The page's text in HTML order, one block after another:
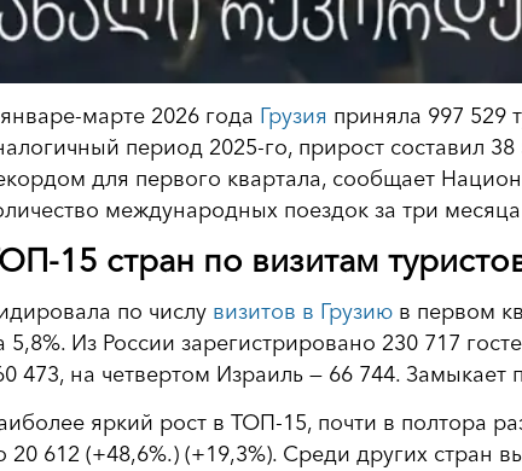
марте 2026 года Грузия приняла 997 529
период 2025-го, прирост составил
для первого квартала, сообщает
международных поездок за три
15 стран по визитам
по числу визитов в Грузию в первом
5,8%. Из России зарегистрировано 230 717
473, на четвертом Израиль — 66 744. Замыкает
яркий рост в ТОП-15, почти в полтора
20 612 (+48,6%.) (+19,3%). Среди других